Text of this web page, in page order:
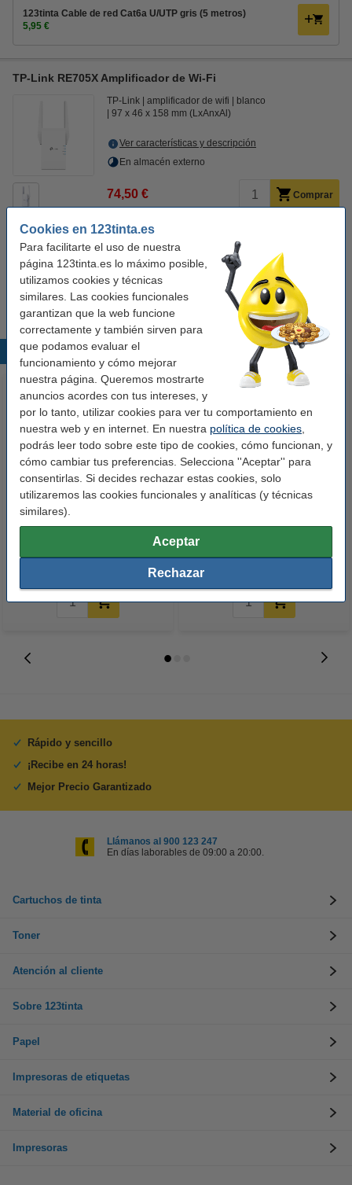
Cookies en 123tinta.es
Para facilitarte el uso de nuestra
página 123tinta.es lo máximo posible,
utilizamos cookies y técnicas
similares. Las cookies funcionales
garantizan que la web funcione
correctamente y también sirven para
que podamos evaluar el
funcionamiento y cómo mejorar
nuestra página. Queremos mostrarte
anuncios acordes con tus intereses, y
por lo tanto, utilizar cookies para ver tu comportamiento en
nuestra web y en internet. En nuestra política de cookies
podrás leer todo sobre este tipo de cookies, cómo funcionan, y
cómo cambiar tus preferencias. Selecciona ''Aceptar'' para
consentirlas. Si decides rechazar estas cookies, solo
utilizaremos las cookies funcionales y analíticas (y técnicas
similares).
Aceptar
Rechazar
123tinta Cable de red Cat6a U/UTP gris (5 metros)
5,95 €
TP-Link RE705X Amplificador de Wi-Fi
TP-Link amplificador de wifi
blanco
97 x 46 x 158 mm (LxAnxAl)
Ver características y descripción
En almacén externo
74,50 € Comprar
Consejo: consigue máxima velocidad
123tinta Cable de red Cat7 S/FTP gris (5 metros)
Productos destacados
123tinta Papel fotográfico
Premium Glossy brillo alto | 10 x
10,50 € Incl. 21% IVA
123tinta Pilas Alcalinas Xtreme
14,50 € Incl. 21% IVA
Rápido y sencillo
¡Recibe en 24 horas!
Mejor Precio Garantizado
Llámanos al 900 123 247
En días laborables de 09:00 a 20:00.
Cartuchos de tinta
Toner
Atención al cliente
Sobre 123tinta
Papel
Impresoras de etiquetas
Material de oficina
Impresoras